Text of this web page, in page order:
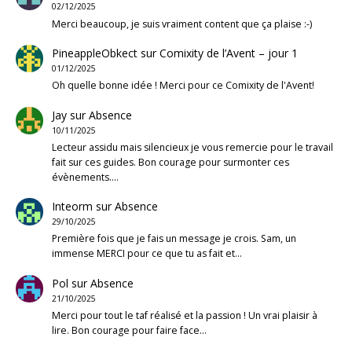
02/12/2025
Merci beaucoup, je suis vraiment content que ça plaise :-)
PineappleObkectsurComixity de l’Avent – jour 1
01/12/2025
Oh quelle bonne idée ! Merci pour ce Comixity de l'Avent!
JaysurAbsence
10/11/2025
Lecteur assidu mais silencieux je vous remercie pour le travail
fait sur ces guides. Bon courage pour surmonter ces
évènements.…
Inteorm surAbsence
29/10/2025
Première fois que je fais un message je crois. Sam, un
immense MERCI pour ce que tu as fait et…
Pol surAbsence
21/10/2025
Merci pour tout le taf réalisé et la passion ! Un vrai plaisir à
lire. Bon courage pour faire face…